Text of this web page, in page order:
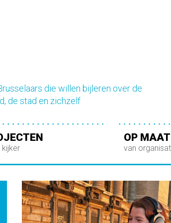
die willen bijleren over de
de stad en zichzelf
kijker
OP MAAT
van